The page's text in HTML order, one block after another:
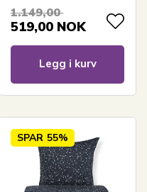
1.149,00
519,00 NOK
Legg i kurv
SPAR 55%